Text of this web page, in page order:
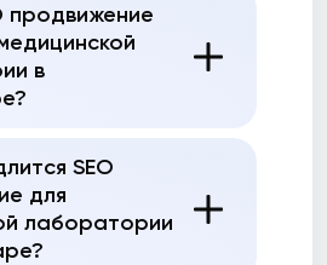
продвижение
в
SEO
для
лаборатории